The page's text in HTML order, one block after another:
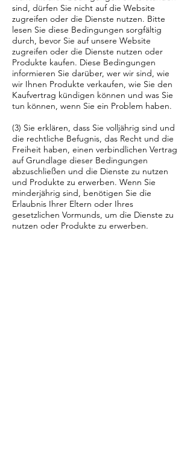
sind, dürfen Sie nicht auf die Website
zugreifen oder die Dienste nutzen. Bitte
lesen Sie diese Bedingungen sorgfältig
durch, bevor Sie auf unsere Website
zugreifen oder die Dienste nutzen oder
Produkte kaufen. Diese Bedingungen
informieren Sie darüber, wer wir sind, wie
wir Ihnen Produkte verkaufen, wie Sie den
Kaufvertrag kündigen können und was Sie
tun können, wenn Sie ein Problem haben.
(3) Sie erklären, dass Sie volljährig sind und
die rechtliche Befugnis, das Recht und die
Freiheit haben, einen verbindlichen Vertrag
auf Grundlage dieser Bedingungen
abzuschließen und die Dienste zu nutzen
und Produkte zu erwerben. Wenn Sie
minderjährig sind, benötigen Sie die
Erlaubnis Ihrer Eltern oder Ihres
gesetzlichen Vormunds, um die Dienste zu
nutzen oder Produkte zu erwerben.